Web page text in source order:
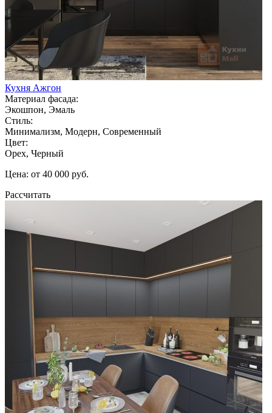
Кухня Ажгон
Материал фасада:
Экошпон, Эмаль
Стиль:
Минимализм, Модерн, Современный
Цвет:
Орех, Черный
Цена: от 40 000 руб.
Рассчитать